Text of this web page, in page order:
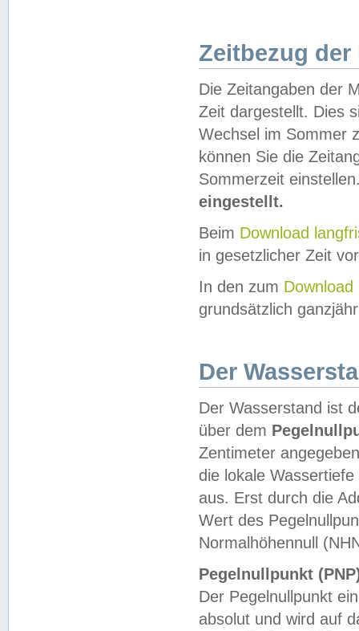
Zeitbezug der
Die Zeitangaben der
Zeit dargestellt. Dies
Wechsel im Sommer
können Sie die
Sommerzeit
eingestellt.
Beim Download
in gesetzlicher Zeit
In den zum Download
grundsätzlich
Der
Der Wasserstand ist
über dem
Zentimeter
die lokale
aus. Erst durch die
Wert des
Normalhöhennull
Pegelnullpunkt
Der Pegelnullpunkt
absolut und wird auf